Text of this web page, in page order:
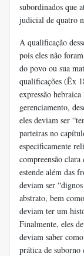
subordinados que
judicial de quatro
A qualificação
pois eles não
do povo ou sua
qualificações (Êx
expressão
gerenciamento,
eles deviam ser
parteiras no
especificamente
compreensão
estende além das
deviam ser
abstrato, bem
deviam ter um
Finalmente, eles
deviam saber
prática de suborno